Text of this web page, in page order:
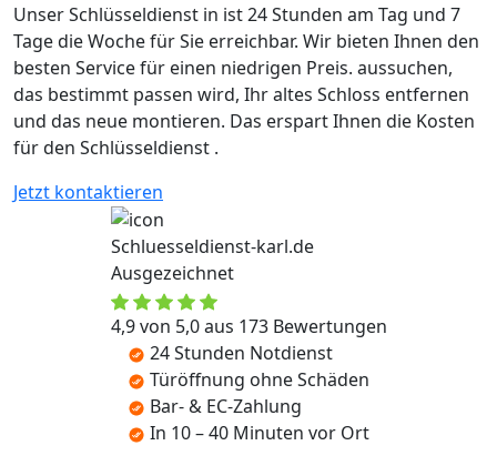
Unser Schlüsseldienst in ist 24 Stunden am Tag und 7
Tage die Woche für Sie erreichbar. Wir bieten Ihnen den
besten Service für einen niedrigen Preis. aussuchen,
das bestimmt passen wird, Ihr altes Schloss entfernen
und das neue montieren. Das erspart Ihnen die Kosten
für den Schlüsseldienst .
Jetzt kontaktieren
Schluesseldienst-karl.de
Ausgezeichnet
4,9 von 5,0 aus 173 Bewertungen
24 Stunden Notdienst
Türöffnung ohne Schäden
Bar- & EC-Zahlung
In 10 – 40 Minuten vor Ort